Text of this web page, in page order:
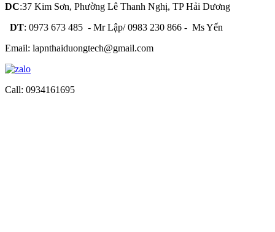
DC:37 Kim Sơn, Phường Lê Thanh Nghị, TP Hải Dương
DT: 0973 673 485 - Mr Lập/ 0983 230 866 - Ms Yến
Email: lapnthaiduongtech@gmail.com
Call: 0934161695